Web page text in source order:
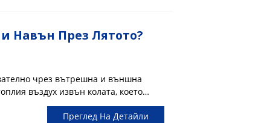
Навън През Лятото?
чрез вътрешна и външна
въздух извън колата, което
хората да се чувстват по-хладни...
Преглед На Детайли